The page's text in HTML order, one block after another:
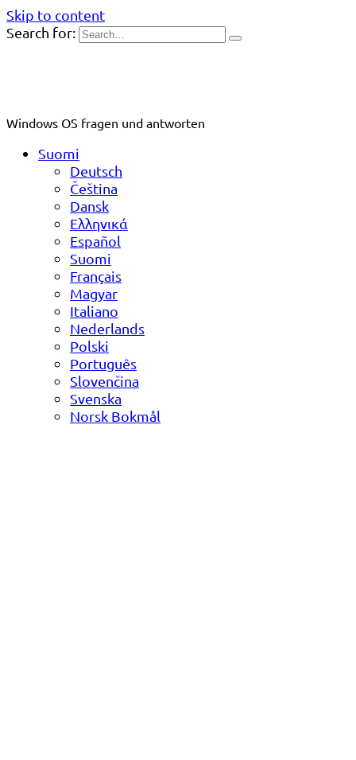
Skip to content
Search for:
Windows OS fragen und antworten
Suomi
Deutsch
Čeština
Dansk
Ελληνικά
Español
Suomi
Français
Magyar
Italiano
Nederlands
Polski
Português
Slovenčina
Svenska
Norsk Bokmål